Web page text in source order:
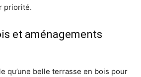
priorité.
et aménagements
qu’une belle terrasse en bois pour